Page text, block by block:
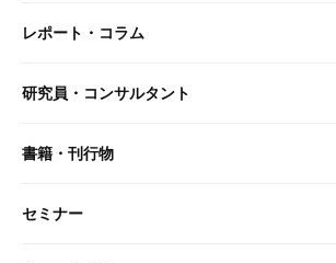
事業・ソリューション トップ
リサーチ
レポート・コラム
レポート・コラム トップ
最新のレポート・コラム
研究員・コンサルタント
研究員・コンサルタント トップ
研究員
書籍・刊行物
書籍・刊行物 トップ
セミナー